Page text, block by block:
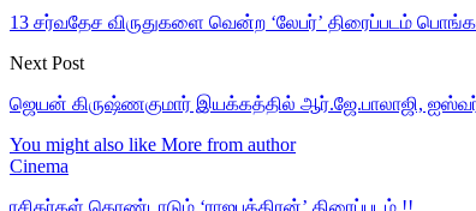
13 சர்வதேச விருதுகளை வென்ற ‘லேபர்’ திரைப்படம்
Next Post
ஜெயன் கிருஷ்ணகுமார் இயக்கத்தில் ஆர்.ஜே.பாலாஜி,
You might also like More from author
Cinema
ரசிகர்கள் கொண்டாடும் ‘ராஜபுத்திரன்’ திரைப்படம் !!